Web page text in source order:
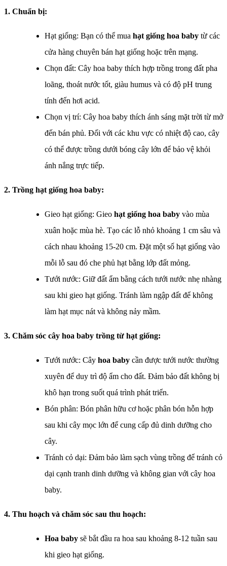
1. Chuẩn bị:
Hạt giống: Bạn có thể mua hạt giống hoa baby từ các
cửa hàng chuyên bán hạt giống hoặc trên mạng.
Chọn đất: Cây hoa baby thích hợp trồng trong đất pha
loãng, thoát nước tốt, giàu humus và có độ pH trung
tính đến hơi acid.
Chọn vị trí: Cây hoa baby thích ánh sáng mặt trời từ mở
đến bán phủ. Đối với các khu vực có nhiệt độ cao, cây
có thể được trồng dưới bóng cây lớn để bảo vệ khỏi
ánh nắng trực tiếp.
2. Trồng hạt giống hoa baby:
Gieo hạt giống: Gieo hạt giống hoa baby vào mùa
xuân hoặc mùa hè. Tạo các lỗ nhỏ khoảng 1 cm sâu và
cách nhau khoảng 15-20 cm. Đặt một số hạt giống vào
mỗi lỗ sau đó che phủ hạt bằng lớp đất mỏng.
Tưới nước: Giữ đất ẩm bằng cách tưới nước nhẹ nhàng
sau khi gieo hạt giống. Tránh làm ngập đất để không
làm hạt mục nát và không nảy mầm.
3. Chăm sóc cây hoa baby trồng từ hạt giống:
Tưới nước: Cây hoa baby cần được tưới nước thường
xuyên để duy trì độ ẩm cho đất. Đảm bảo đất không bị
khô hạn trong suốt quá trình phát triển.
Bón phân: Bón phân hữu cơ hoặc phân bón hỗn hợp
sau khi cây mọc lớn để cung cấp đủ dinh dưỡng cho
cây.
Tránh cỏ dại: Đảm bảo làm sạch vùng trồng để tránh cỏ
dại cạnh tranh dinh dưỡng và không gian với cây hoa
baby.
4. Thu hoạch và chăm sóc sau thu hoạch:
Hoa baby sẽ bắt đầu ra hoa sau khoảng 8-12 tuần sau
khi gieo hạt giống.